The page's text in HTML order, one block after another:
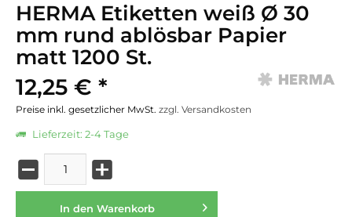
HERMA Etiketten weiß Ø 30
mm rund ablösbar Papier
matt 1200 St.
12,25 € *
Preise inkl. gesetzlicher MwSt. zzgl. Versandkosten
Lieferzeit: 2-4 Tage
In den Warenkorb